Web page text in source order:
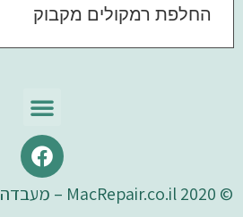
החלפת רמקולים מקבוק
© 2020 MacRepair.co.il – מעבדה לתיקון מחשבי APPLE